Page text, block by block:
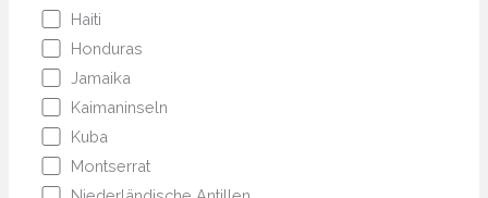
Haiti
Honduras
Jamaika
Kaimaninseln
Kuba
Montserrat